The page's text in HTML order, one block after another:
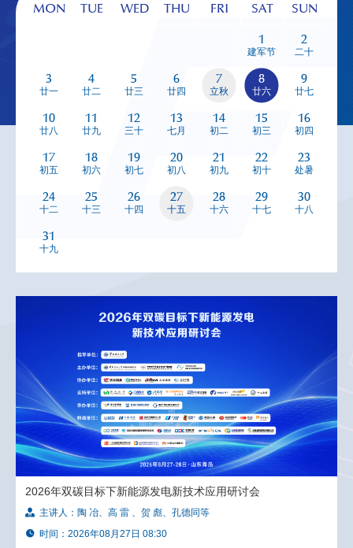
MON TUE WED THU FRI SAT SUN
1
建军节
2
二十
3
廿一
4
廿二
5
廿三
6
廿四
7
立秋
8
廿六
9
廿七
10
廿八
11
廿九
12
三十
13
七月
14
初二
15
初三
16
初四
17
初五
18
初六
19
初七
20
初八
21
初九
22
初十
23
处暑
24
十二
25
十三
26
十四
27
十五
28
十六
29
十七
30
十八
31
十九
2026年双碳目标下新能源发电新技术应用研讨会
主讲人： 陶 冶、高 雷 、贺 彪、孔德同等
时间： 2026年08月27日 08:30